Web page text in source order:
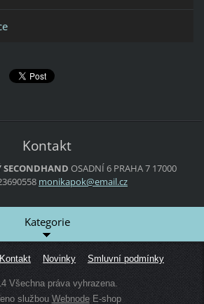
Kontakt
SECONDHAND OSADNÍ 6PRAHA 717000
monikapok@email.cz
Kategorie
Kontakt Novinky Smluvní podmínky
Všechna práva vyhrazena.
službouWebnodeE-shop